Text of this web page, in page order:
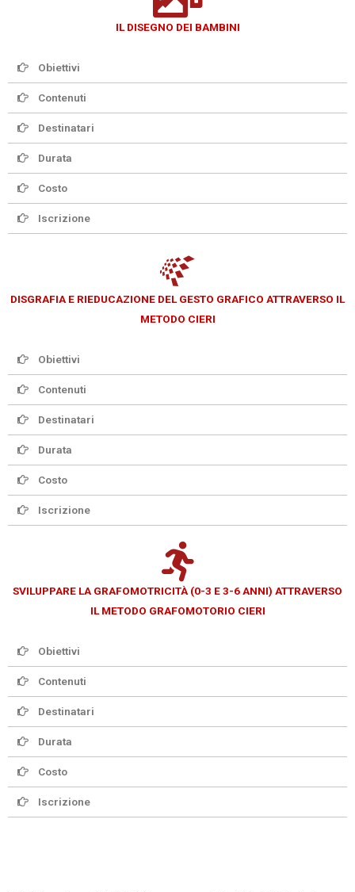
IL DISEGNO DEI BAMBINI
Obiettivi
Contenuti
Destinatari
Durata
Costo
Iscrizione
DISGRAFIA E RIEDUCAZIONE DEL GESTO GRAFICO ATTRAVERSO IL
METODO CIERI
Obiettivi
Contenuti
Destinatari
Durata
Costo
Iscrizione
SVILUPPARE LA GRAFOMOTRICITÀ (0-3 E 3-6 ANNI) ATTRAVERSO
IL METODO GRAFOMOTORIO CIERI
Obiettivi
Contenuti
Destinatari
Durata
Costo
Iscrizione